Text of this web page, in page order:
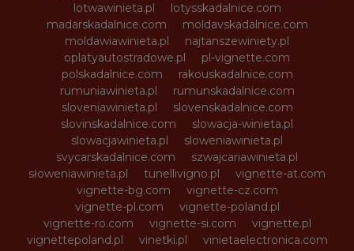
lotwawinieta.pl
lotysskadalnice.com
madarskadalnice.com
moldavskadalnice.com
moldawiawinieta.pl
najtanszewiniety.pl
oplatyautostradowe.pl
pl-vignette.com
polskadalnice.com
rakouskadalnice.com
rumuniawinieta.pl
rumunskadalnice.com
sloveniawinieta.pl
slovenskadalnice.com
slovinskadalnice.com
slowacja-winieta.pl
slowacjawinieta.pl
sloweniawinieta.pl
svycarskadalnice.com
szwajcariawinieta.pl
słoweniawinieta.pl
tunellivigno.pl
vignette-at.com
vignette-bg.com
vignette-cz.com
vignette-pl.com
vignette-poland.pl
vignette-ro.com
vignette-si.com
vignette.pl
vignettepoland.pl
vinetki.pl
vinietaelectronica.com